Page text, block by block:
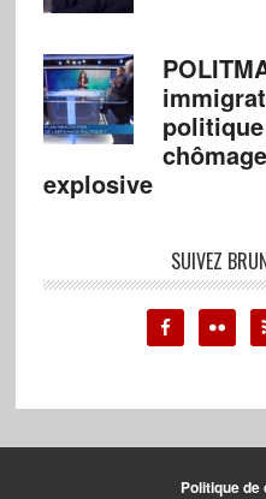
explosive
SUIVEZ
Politique